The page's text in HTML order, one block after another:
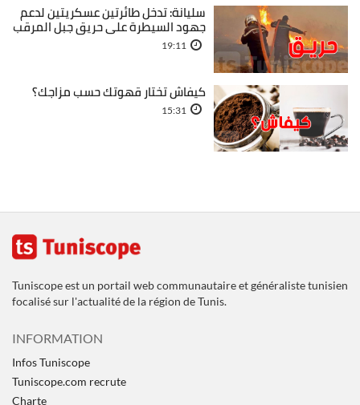
سليانة: تدخل طائرتين عسكريتين لدعم
جهود السيطرة على حريق جبل المرقب
19:11
كيفاش تختار قهوتك حسب مزاجك؟
15:31
Tuniscope est un portail web communautaire et généraliste tunisien
focalisé sur l'actualité de la région de Tunis.
INFORMATION
Infos Tuniscope
Tuniscope.com recrute
Charte